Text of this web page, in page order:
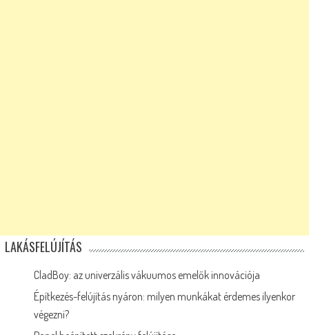
LAKÁSFELÚJÍTÁS
CladBoy: az univerzális vákuumos emelők innovációja
Építkezés-felújítás nyáron: milyen munkákat érdemes ilyenkor
végezni?